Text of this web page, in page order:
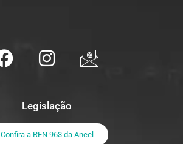
Legislação
Confira a REN 963 da Aneel